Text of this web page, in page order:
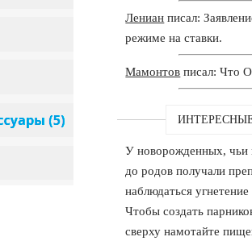
Лениан писал:
режиме на ставки.
Мамонтов писал: Что
У новорожденных, чьи
до родов получали
наблюдаться
Чтобы создать
сверху намотайте